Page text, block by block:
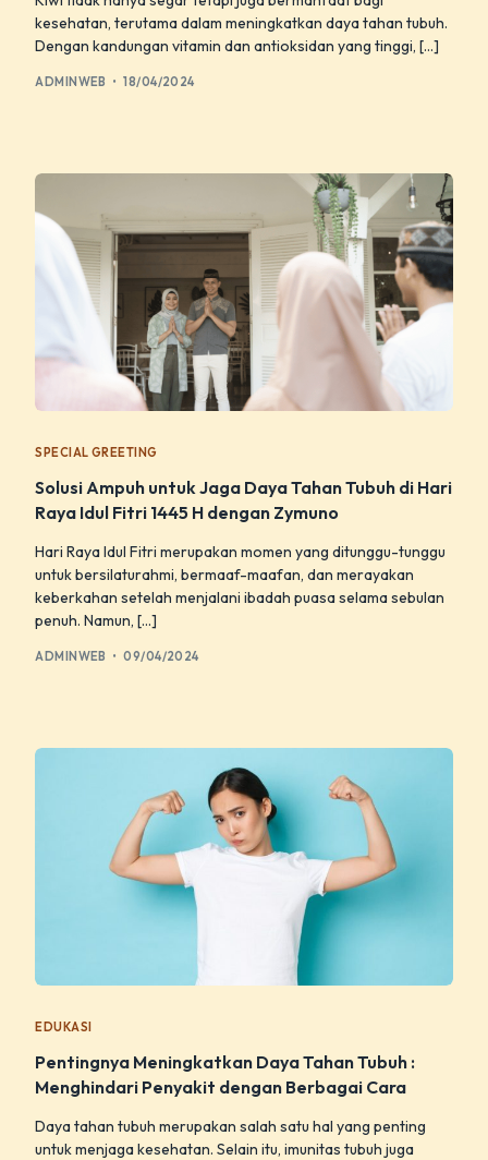
kesehatan, terutama dalam meningkatkan daya tahan tubuh.
Dengan kandungan vitamin dan antioksidan yang tinggi, […]
ADMINWEB 18/04/2024
SPECIAL GREETING
Solusi Ampuh untuk Jaga Daya Tahan Tubuh di Hari
Raya Idul Fitri 1445 H dengan Zymuno
Hari Raya Idul Fitri merupakan momen yang ditunggu-tunggu
untuk bersilaturahmi, bermaaf-maafan, dan merayakan
keberkahan setelah menjalani ibadah puasa selama sebulan
penuh. Namun, […]
ADMINWEB 09/04/2024
EDUKASI
Pentingnya Meningkatkan Daya Tahan Tubuh :
Menghindari Penyakit dengan Berbagai Cara
Daya tahan tubuh merupakan salah satu hal yang penting
untuk menjaga kesehatan. Selain itu, imunitas tubuh juga